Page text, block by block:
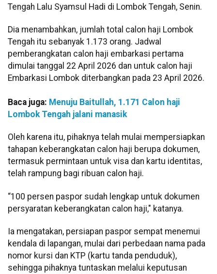
Tengah Lalu Syamsul Hadi di Lombok Tengah, Senin.
Dia menambahkan, jumlah total calon haji Lombok
Tengah itu sebanyak 1.173 orang. Jadwal
pemberangkatan calon haji embarkasi pertama
dimulai tanggal 22 April 2026 dan untuk calon haji
Embarkasi Lombok diterbangkan pada 23 April 2026.
Baca juga: Menuju Baitullah, 1.171 Calon haji
Lombok Tengah jalani manasik
Oleh karena itu, pihaknya telah mulai mempersiapkan
tahapan keberangkatan calon haji berupa dokumen,
termasuk permintaan untuk visa dan kartu identitas,
telah rampung bagi ribuan calon haji.
“100 persen paspor sudah lengkap untuk dokumen
persyaratan keberangkatan calon haji," katanya.
Ia mengatakan, persiapan paspor sempat menemui
kendala di lapangan, mulai dari perbedaan nama pada
nomor kursi dan KTP (kartu tanda penduduk),
sehingga pihaknya tuntaskan melalui keputusan